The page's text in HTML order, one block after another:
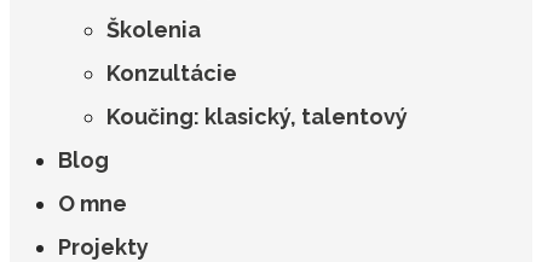
Školenia
Konzultácie
Koučing: klasický, talentový
Blog
O mne
Projekty